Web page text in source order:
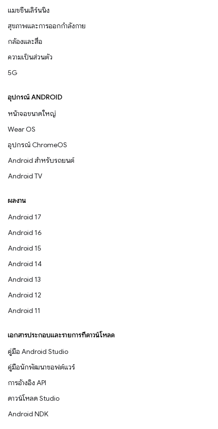
แมชชีนเลิร์นนิง
สุขภาพและการออกกำลังกาย
กล้องและสื่อ
ความเป็นส่วนตัว
5G
อุปกรณ์ ANDROID
หน้าจอขนาดใหญ่
Wear OS
อุปกรณ์ ChromeOS
Android สำหรับรถยนต์
Android TV
ผลงาน
Android 17
Android 16
Android 15
Android 14
Android 13
Android 12
Android 11
เอกสารประกอบและรายการที่ดาวน์โหลด
คู่มือ Android Studio
คู่มือนักพัฒนาซอฟต์แวร์
การอ้างอิง API
ดาวน์โหลด Studio
Android NDK